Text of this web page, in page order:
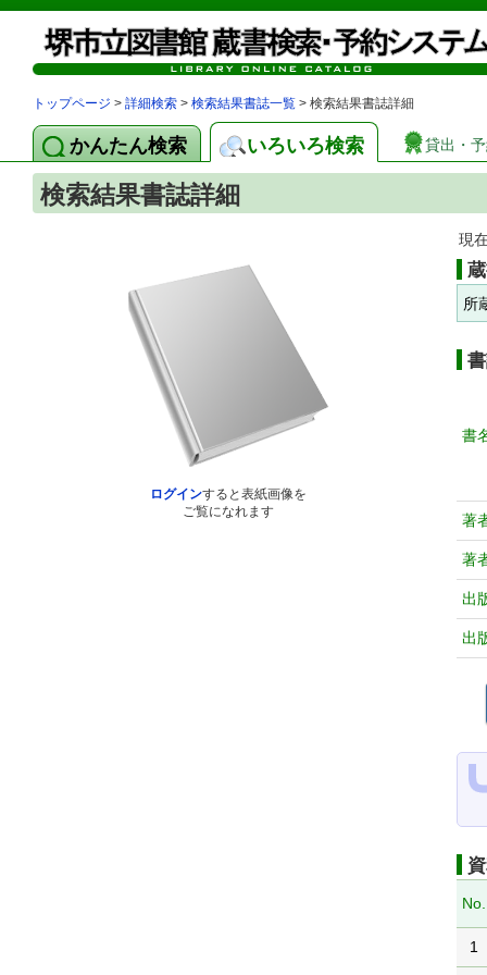
トップページ > 詳細検索 > 検索結果書誌一覧 > 検索結果書誌詳細
かんたん検索 いろいろ検索 貸出・
検索結果書誌詳細
ログインすると表紙画像を
ご覧になれます
現
所
書
著
著
出
出
No.
1